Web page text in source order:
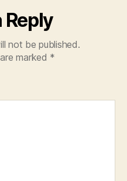
Reply
not be published.
marked *